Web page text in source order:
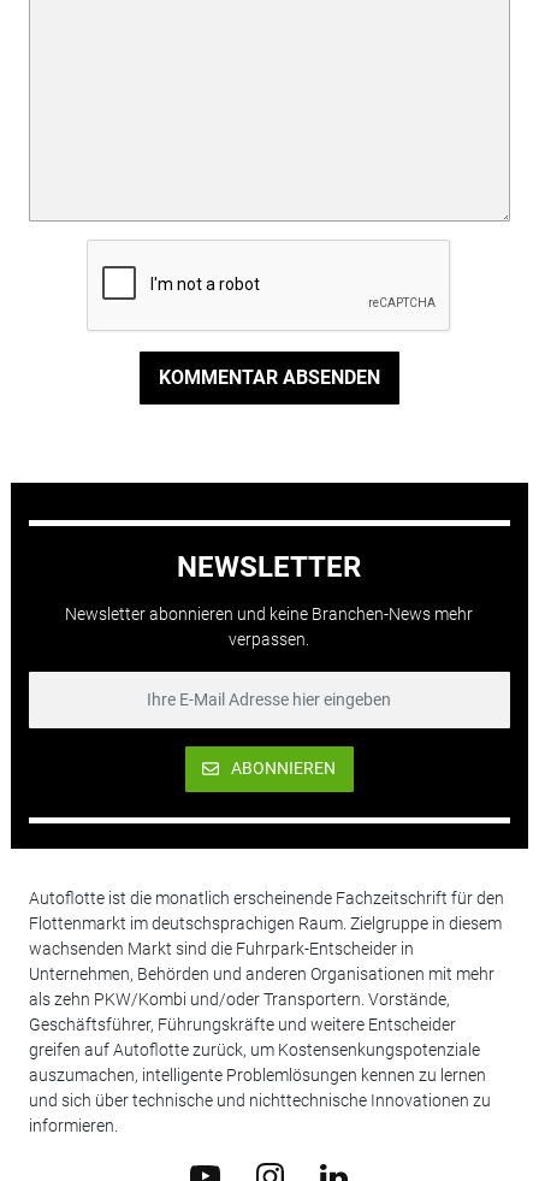
KOMMENTAR ABSENDEN
NEWSLETTER
Newsletter abonnieren und keine Branchen-News mehr
verpassen.
ABONNIEREN
Autoflotte ist die monatlich erscheinende Fachzeitschrift für den
Flottenmarkt im deutschsprachigen Raum. Zielgruppe in diesem
wachsenden Markt sind die Fuhrpark-Entscheider in
Unternehmen, Behörden und anderen Organisationen mit mehr
als zehn PKW/Kombi und/oder Transportern. Vorstände,
Geschäftsführer, Führungskräfte und weitere Entscheider
greifen auf Autoflotte zurück, um Kostensenkungspotenziale
auszumachen, intelligente Problemlösungen kennen zu lernen
und sich über technische und nichttechnische Innovationen zu
informieren.